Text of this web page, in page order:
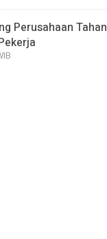
Perusahaan Tahan